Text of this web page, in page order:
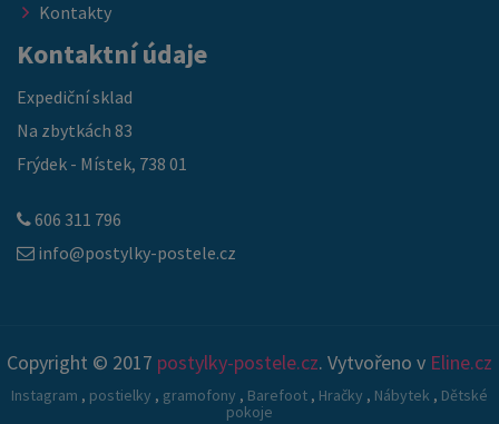
Kontakty
Kontaktní údaje
Expediční sklad
Na zbytkách 83
Frýdek - Místek, 738 01
606 311 796
info@postylky-postele.cz
Copyright © 2017 postylky-postele.cz. Vytvořeno v Eline.cz
Instagram , postielky , gramofony , Barefoot , Hračky , Nábytek , Dětské
pokoje